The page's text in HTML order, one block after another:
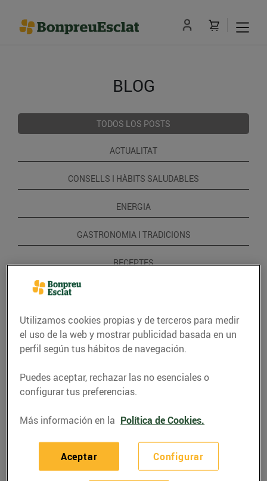
BLOG
TODOS LOS POSTS
ACTUALITAT
CONSELLS I HÀBITS SALUDABLES
ENERGIA
GASTRONOMIA I TRADICIONS
RECEPTES
RECETAS
Coca de pernil i brie
Utilizamos cookies propias y de terceros para medir
el uso de la web y mostrar publicidad basada en un
perfil según tus hábitos de navegación.
Puedes aceptar, rechazar las no esenciales o
configurar tus preferencias.
Más información en la Política de Cookies.
Configurar
Aceptar